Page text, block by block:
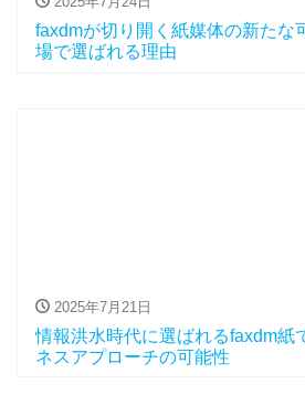
faxdmが切り開く紙媒体の新たな
場で選ばれる理由
2025年7月21日
情報洪水時代に選ばれるfaxdm紙
ネスアプローチの可能性